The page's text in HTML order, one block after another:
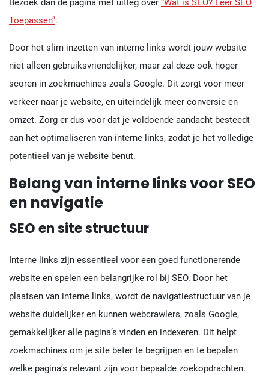
Bezoek dan de pagina met uitleg over “Wat is SEO? Leer SEO
Toepassen”.
Door het slim inzetten van interne links wordt jouw website
niet alleen gebruiksvriendelijker, maar zal deze ook hoger
scoren in zoekmachines zoals Google. Dit zorgt voor meer
verkeer naar je website, en uiteindelijk meer conversie en
omzet. Zorg er dus voor dat je voldoende aandacht besteedt
aan het optimaliseren van interne links, zodat je het volledige
potentieel van je website benut.
Belang van interne links voor SEO
en navigatie
SEO en site structuur
Interne links zijn essentieel voor een goed functionerende
website en spelen een belangrijke rol bij SEO. Door het
plaatsen van interne links, wordt de navigatiestructuur van je
website duidelijker en kunnen webcrawlers, zoals Google,
gemakkelijker alle pagina’s vinden en indexeren. Dit helpt
zoekmachines om je site beter te begrijpen en te bepalen
welke pagina’s relevant zijn voor bepaalde zoekopdrachten.